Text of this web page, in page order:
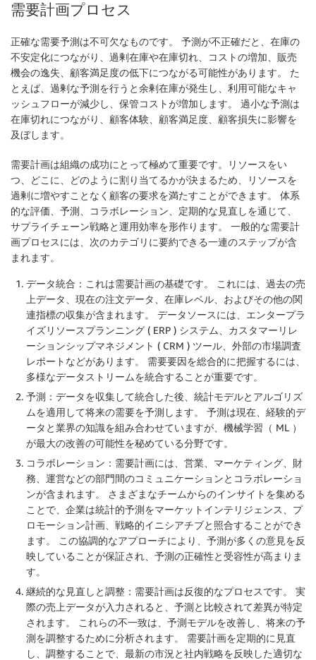
需要計画プロセス
正確な需要予測は不可欠なものです。 予測が不正確だと、在庫の
不安定化につながり、過剰在庫や在庫切れ、コストの増加、販売
機会の逸失、顧客満足度の低下につながる可能性があります。 た
とえば、過剰な予測を行うと余剰在庫が発生し、利用可能なキャ
ッシュフローが減少し、保管コストが増加します。 過小な予測は
在庫切れにつながり、顧客体験、顧客満足度、顧客損失に影響を
及ぼします。
需要計画は組織の成功にとって極めて重要です。リソースをい
つ、どこに、どのように割り当てるかが決まるため、リソースを
過剰に増やすことなく顧客の要求を満たすことができます。 体系
的な評価、予測、コラボレーション、定期的な見直しを通じて、
サプライチェーン戦略と運用効率を形作ります。 一般的な需要計
画プロセスには、次のカテゴリに要約できる一連のステップが含
まれます。
データ統合：これは需要計画の基礎です。 これには、過去の売
上データ、現在の注文データ、在庫レベル、およびその他の関
連指標の収集が含まれます。 データソースには、エンタープラ
イズリソースプランニング ( ERP ) システム、カスタマーリレ
ーションシップマネジメント ( CRM ) ツール、外部の市場調査
レポートなどがあります。 需要要因を総合的に把握するには、
多様なデータストリームを統合することが重要です。
予測：データを収集して統合した後、統計モデルとアルゴリズ
ムを適用して将来の需要を予測します。 予測は現在、経験的デ
ータと業界の知識を組み合わせていますが、機械学習（ ML ）
が最大の改善の可能性を秘めている分野です。
コラボレーション：需要計画には、営業、マーケティング、財
務、運営などの部門間のコミュニケーションとコラボレーショ
ンが含まれます。 さまざまなチームからのインサイトを集める
ことで、企業は統計的予測をマーケットインテリジェンス、プ
ロモーション計画、戦略的イニシアチブと照合することができ
ます。 この協調的なアプローチにより、予測が多くの意見を反
映していることが保証され、予測の正確性と受容性が高まりま
す。
継続的な見直しと調整：需要計画は反復的なプロセスです。 実
際の売上データが入力されると、予測と比較されて差異が特定
されます。 これらの不一致は、予測モデルを改善し、将来の予
測を調整するために分析されます。 需要計画を定期的に見直
し、調整することで、最新の市況と社内戦略を反映した適切な